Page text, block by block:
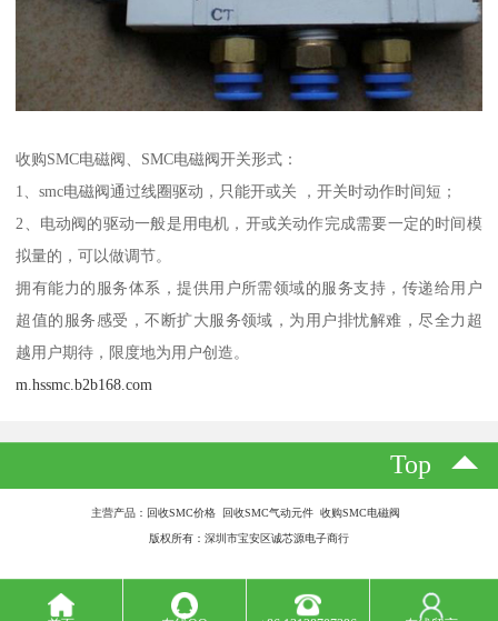
收购SMC电磁阀、SMC电磁阀开关形式：
1、smc电磁阀通过线圈驱动，只能开或关 ，开关时动作时间短；
2、电动阀的驱动一般是用电机，开或关动作完成需要一定的时间模
拟量的，可以做调节。
拥有能力的服务体系，提供用户所需领域的服务支持，传递给用户
超值的服务感受，不断扩大服务领域，为用户排忧解难，尽全力超
越用户期待，限度地为用户创造。
m.hssmc.b2b168.com
Top
主营产品：回收SMC价格 回收SMC气动元件 收购SMC电磁阀
版权所有：深圳市宝安区诚芯源电子商行